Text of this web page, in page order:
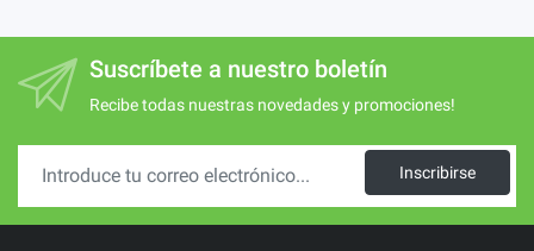
Suscríbete a nuestro boletín
Recibe todas nuestras novedades y promociones!
Inscribirse